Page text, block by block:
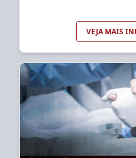
VEJA MAIS